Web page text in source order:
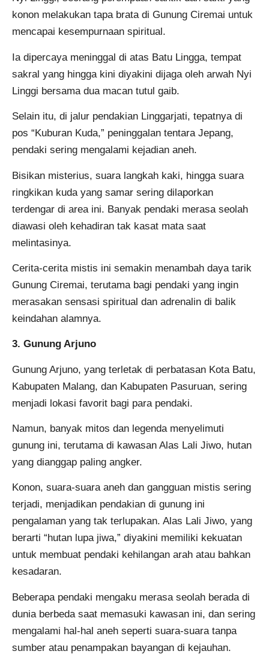
konon melakukan tapa brata di Gunung Ciremai untuk
mencapai kesempurnaan spiritual.
Ia dipercaya meninggal di atas Batu Lingga, tempat
sakral yang hingga kini diyakini dijaga oleh arwah Nyi
Linggi bersama dua macan tutul gaib.
Selain itu, di jalur pendakian Linggarjati, tepatnya di
pos “Kuburan Kuda,” peninggalan tentara Jepang,
pendaki sering mengalami kejadian aneh.
Bisikan misterius, suara langkah kaki, hingga suara
ringkikan kuda yang samar sering dilaporkan
terdengar di area ini. Banyak pendaki merasa seolah
diawasi oleh kehadiran tak kasat mata saat
melintasinya.
Cerita-cerita mistis ini semakin menambah daya tarik
Gunung Ciremai, terutama bagi pendaki yang ingin
merasakan sensasi spiritual dan adrenalin di balik
keindahan alamnya.
3. Gunung Arjuno
Gunung Arjuno, yang terletak di perbatasan Kota Batu,
Kabupaten Malang, dan Kabupaten Pasuruan, sering
menjadi lokasi favorit bagi para pendaki.
Namun, banyak mitos dan legenda menyelimuti
gunung ini, terutama di kawasan Alas Lali Jiwo, hutan
yang dianggap paling angker.
Konon, suara-suara aneh dan gangguan mistis sering
terjadi, menjadikan pendakian di gunung ini
pengalaman yang tak terlupakan. Alas Lali Jiwo, yang
berarti “hutan lupa jiwa,” diyakini memiliki kekuatan
untuk membuat pendaki kehilangan arah atau bahkan
kesadaran.
Beberapa pendaki mengaku merasa seolah berada di
dunia berbeda saat memasuki kawasan ini, dan sering
mengalami hal-hal aneh seperti suara-suara tanpa
sumber atau penampakan bayangan di kejauhan.